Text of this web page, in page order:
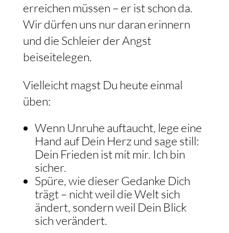
erreichen müssen – er ist schon da.
Wir dürfen uns nur daran erinnern
und die Schleier der Angst
beiseitelegen.
Vielleicht magst Du heute einmal
üben:
Wenn Unruhe auftaucht, lege eine
Hand auf Dein Herz und sage still:
Dein Frieden ist mit mir. Ich bin
sicher.
Spüre, wie dieser Gedanke Dich
trägt – nicht weil die Welt sich
ändert, sondern weil Dein Blick
sich verändert.